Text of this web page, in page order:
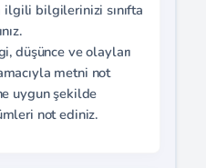
bilgilerinizi sınıfta
düşünce ve olayları
metni not
uygun şekilde
not ediniz.